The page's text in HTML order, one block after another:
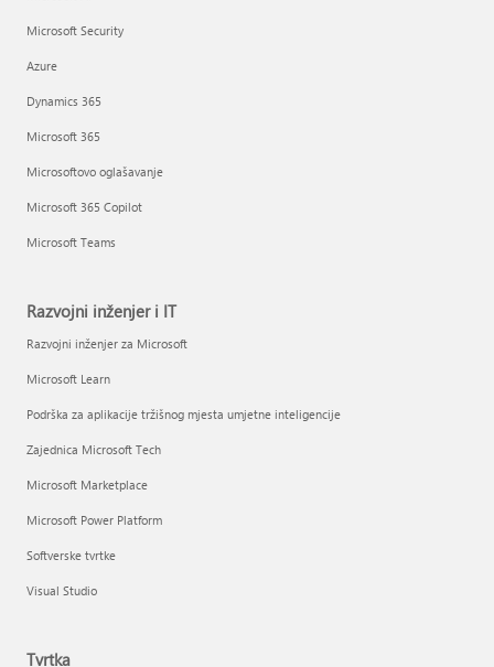
Microsoft Security
Azure
Dynamics 365
Microsoft 365
Microsoftovo oglašavanje
Microsoft 365 Copilot
Microsoft Teams
Razvojni inženjer i IT
Razvojni inženjer za Microsoft
Microsoft Learn
Podrška za aplikacije tržišnog mjesta umjetne inteligencije
Zajednica Microsoft Tech
Microsoft Marketplace
Microsoft Power Platform
Softverske tvrtke
Visual Studio
Tvrtka